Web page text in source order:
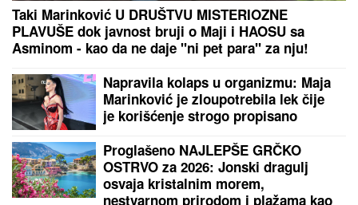
SPECIJALNA VEČERAMatora okupila najdraže
ljude: Evo gde se opuštaju, rijaliti učesnici puno
srce (FOTO)
Majka i ćerka Aneli Ahmić završile u
bolnici!